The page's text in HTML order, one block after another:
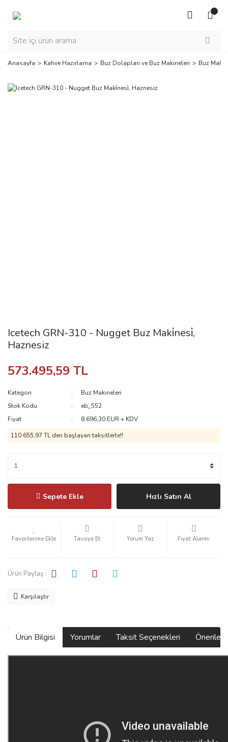
Anasayfa Kahve Hazırlama Buz Dolapları ve Buz Makineleri Buz
Icetech GRN-310 - Nugget Buz Maki̇nesi̇,
Haznesiz
573.495,59 TL
Kategori
Buz Makineleri
Stok Kodu
eb_552
Fiyat
8.696,30 EUR + KDV
110.655,97 TL den başlayan taksitlerle!!
Sepete Ekle Hızlı Satın Al
Tavsiye Et Yorum Yaz Fiyat Alarmı
Ürün Paylaş :
Karşılaştır
Ürün Bilgisi Yorumlar Taksit Seçenekleri